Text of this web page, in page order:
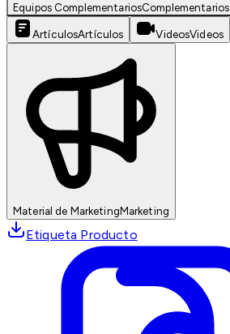
Equipos ComplementariosComplementarios
ArtículosArtículos VideosVideos
Material de MarketingMarketing
Etiqueta Producto